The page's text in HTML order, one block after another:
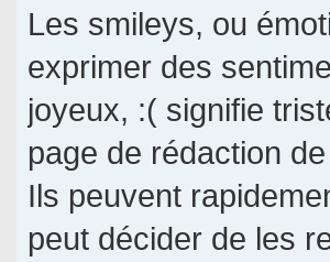
Les smileys, ou
exprimer des
joyeux, :( signifie
page de rédaction
Ils peuvent
peut décider de les